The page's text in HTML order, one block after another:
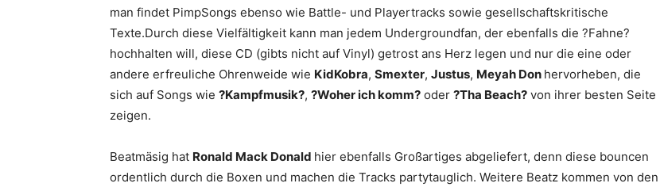
man findet PimpSongs ebenso wie Battle- und Playertracks sowie gesellschaftskritische
Texte.Durch diese Vielfältigkeit kann man jedem Undergroundfan, der ebenfalls die ?Fahne?
hochhalten will, diese CD (gibts nicht auf Vinyl) getrost ans Herz legen und nur die eine oder
andere erfreuliche Ohrenweide wie KidKobra, Smexter, Justus, Meyah Don hervorheben, die
sich auf Songs wie ?Kampfmusik?, ?Woher ich komm? oder ?Tha Beach? von ihrer besten Seite
zeigen.
Beatmäsig hat Ronald Mack Donald hier ebenfalls Großartiges abgeliefert, denn diese bouncen
ordentlich durch die Boxen und machen die Tracks partytauglich. Weitere Beatz kommen von den